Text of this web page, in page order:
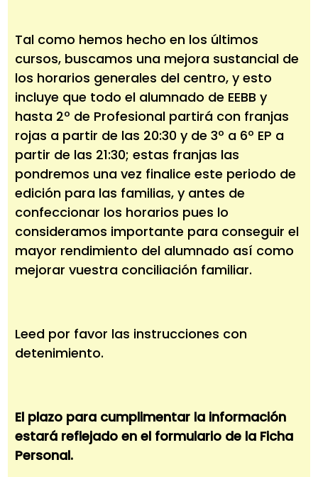
Tal como hemos hecho en los últimos
cursos, buscamos una mejora sustancial de
los horarios generales del centro, y esto
incluye que todo el alumnado de EEBB y
hasta 2º de Profesional partirá con franjas
rojas a partir de las 20:30 y de 3º a 6º EP a
partir de las 21:30; estas franjas las
pondremos una vez finalice este periodo de
edición para las familias, y antes de
confeccionar los horarios pues lo
consideramos importante para conseguir el
mayor rendimiento del alumnado así como
mejorar vuestra conciliación familiar.
Leed por favor las instrucciones con
detenimiento.
El plazo para cumplimentar la información
estará reflejado en el formulario de la Ficha
Personal.